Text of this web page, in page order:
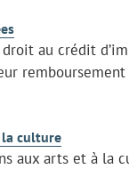
au crédit
la culture
aux arts et à la